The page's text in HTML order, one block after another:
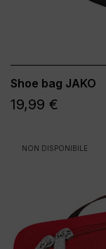
Shoe bag JAKO
19,99 €
NON DISPONIBILE